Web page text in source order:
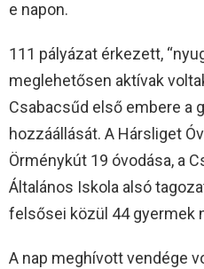
e napon.
111 pályázat érkezett,
meglehetősen aktívak
Csabacsűd első embere a
hozzáállását. A Hársliget
Örménykút 19 óvodása, a
Általános Iskola alsó
felsősei közül 44 gyermek
A nap meghívott vendége